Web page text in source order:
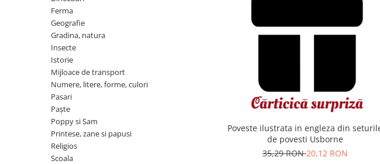
Biblia pentru copii
Carti cu magneti
Carti fold-out
Carti slot-together
Enciclopedii
Ghid ingrijire animale
Programare
Cuvinte incrucisate
Retete de prajituri (baking books)
Mijloace de transport
Numere, litere, forme, culori
Poppy si Sam
Printese, zane si papusi
Ferma
Geografie
Gradina, natura
Insecte
Istorie
Mijloace de transport
Numere, litere, forme, culori
Pasari
Paște
Poppy si Sam
Printese, zane si papusi
Religios
Scoala
Poveste ilustrata in engleza din
de povesti Usborne
35,29 RON20,12 RON